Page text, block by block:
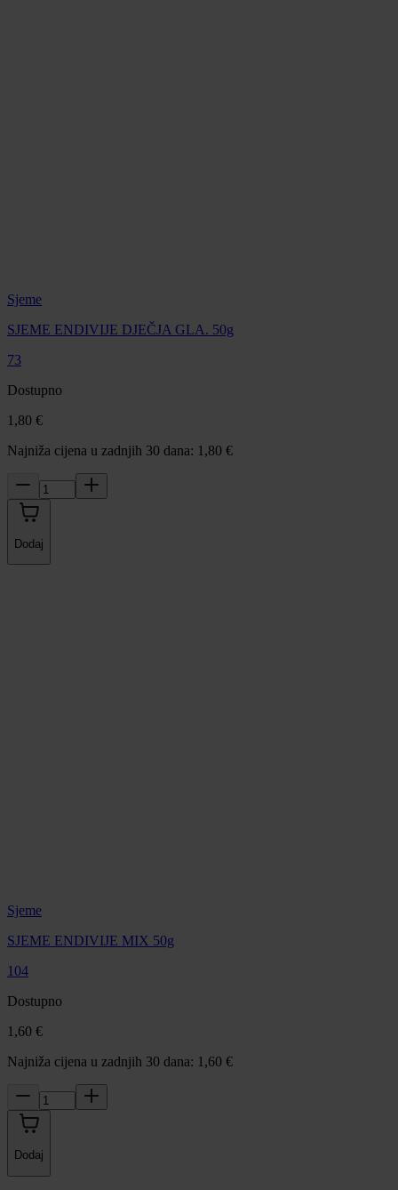
Sjeme
SJEME ENDIVIJE DJEČJA GLA. 50g
73
Dostupno
1,80 €
Najniža cijena u zadnjih 30 dana: 1,80 €
Dodaj
Sjeme
SJEME ENDIVIJE MIX 50g
104
Dostupno
1,60 €
Najniža cijena u zadnjih 30 dana: 1,60 €
Dodaj